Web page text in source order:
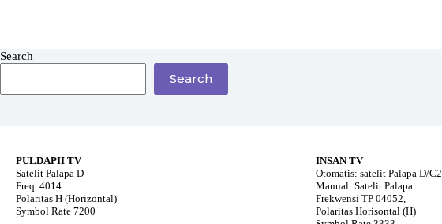
Search
Search
PULDAPII TV
Satelit Palapa D
Freq. 4014
Polaritas H (Horizontal)
Symbol Rate 7200
INSAN TV
Otomatis: satelit Palapa D/C2.
Manual: Satelit Palapa
Frekwensi TP 04052,
Polaritas Horisontal (H)